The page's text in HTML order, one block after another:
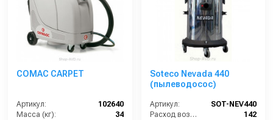
COMAC CARPET
Артикул:
102640
Масса (кг):
34
Soteco Nevada 440
(пылеводосос)
Артикул:
SOT-NEV440
Расход воздуха (л/сек):
142